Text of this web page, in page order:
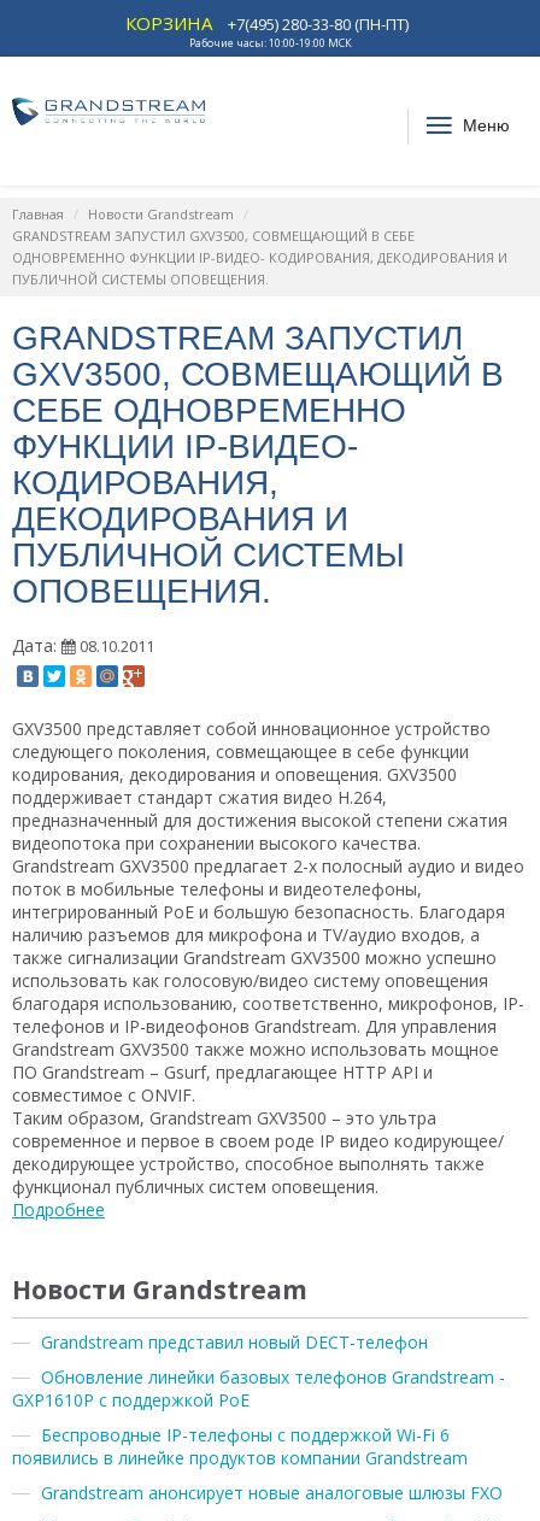
КОРЗИНА +7(495) 280-33-80 (ПН-ПТ)
Рабочие часы: 10:00-19:00 МСК
Меню
Главная
Новости Grandstream
GRANDSTREAM ЗАПУСТИЛ GXV3500, СОВМЕЩАЮЩИЙ В СЕБЕ
ОДНОВРЕМЕННО ФУНКЦИИ IP-ВИДЕО- КОДИРОВАНИЯ, ДЕКОДИРОВАНИЯ И
ПУБЛИЧНОЙ СИСТЕМЫ ОПОВЕЩЕНИЯ.
GRANDSTREAM ЗАПУСТИЛ
GXV3500, СОВМЕЩАЮЩИЙ В
СЕБЕ ОДНОВРЕМЕННО
ФУНКЦИИ IP-ВИДЕО-
КОДИРОВАНИЯ,
ДЕКОДИРОВАНИЯ И
ПУБЛИЧНОЙ СИСТЕМЫ
ОПОВЕЩЕНИЯ.
Дата: 08.10.2011
GXV3500 представляет собой инновационное устройство
следующего поколения, совмещающее в себе функции
кодирования, декодирования и оповещения. GXV3500
поддерживает стандарт сжатия видео Н.264,
предназначенный для достижения высокой степени сжатия
видеопотока при сохранении высокого качества.
Grandstream GXV3500 предлагает 2-х полосный аудио и видео
поток в мобильные телефоны и видеотелефоны,
интегрированный PoE и большую безопасность. Благодаря
наличию разъемов для микрофона и TV/аудио входов, а
также сигнализации Grandstream GXV3500 можно успешно
использовать как голосовую/видео систему оповещения
благодаря использованию, соответственно, микрофонов, IP-
телефонов и IP-видеофонов Grandstream. Для управления
Grandstream GXV3500 также можно использовать мощное
ПО Grandstream – Gsurf, предлагающее HTTP API и
совместимое с ONVIF.
Таким образом, Grandstream GXV3500 – это ультра
современное и первое в своем роде IP видео кодирующее/
декодирующее устройство, способное выполнять также
функционал публичных систем оповещения.
Подробнее
Новости Grandstream
Grandstream представил новый DECT-телефон
Обновление линейки базовых телефонов Grandstream -
GXP1610P с поддержкой PoE
Беспроводные IP-телефоны с поддержкой Wi-Fi 6
появились в линейке продуктов компании Grandstream
Grandstream анонсирует новые аналоговые шлюзы FXO